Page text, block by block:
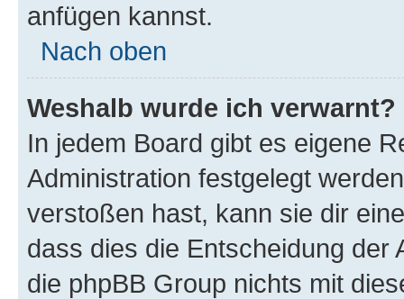
anfügen kannst.
Nach oben
Weshalb wurde ich verwarnt?
In jedem Board gibt es eigene
Administration festgelegt
verstoßen hast, kann sie dir
dass dies die Entscheidung der
die phpBB Group nichts mit